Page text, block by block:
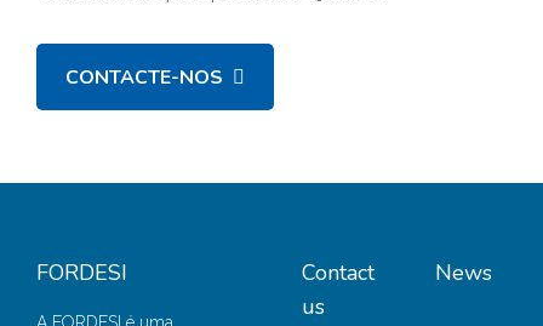
CONTACTE-NOS
FORDESI
Contact
us
News